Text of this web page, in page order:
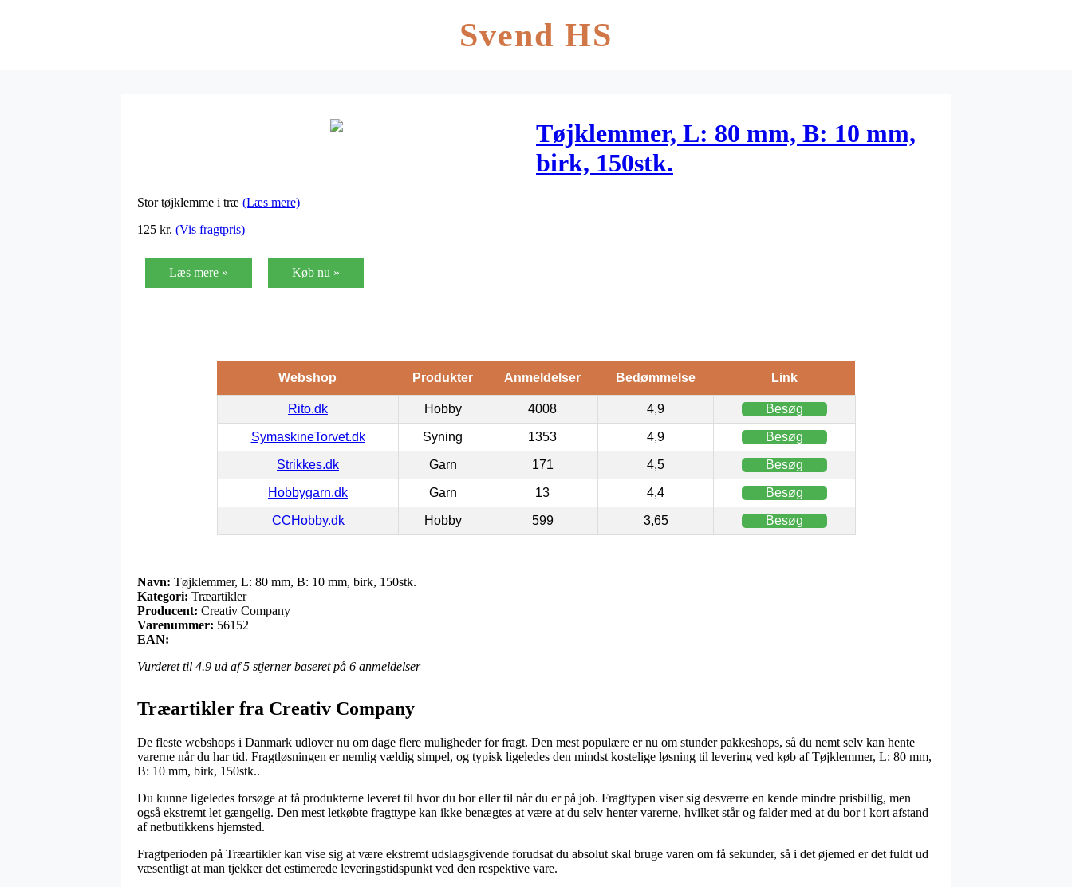
Svend HS
Tøjklemmer, L: 80 mm, B: 10 mm,
birk, 150stk.
Stor tøjklemme i træ (Læs mere)
125 kr. (Vis fragtpris)
Læs mere » Køb nu »
Webshop Produkter Anmeldelser Bedømmelse Link
Rito.dk Hobby 4008 4,9 Besøg
SymaskineTorvet.dk Syning 1353 4,9 Besøg
Strikkes.dk Garn 171 4,5 Besøg
Hobbygarn.dk Garn 13 4,4 Besøg
CCHobby.dk Hobby 599 3,65 Besøg
Navn: Tøjklemmer, L: 80 mm, B: 10 mm, birk, 150stk.
Kategori: Træartikler
Producent: Creativ Company
Varenummer: 56152
EAN:
Vurderet til 4.9 ud af 5 stjerner baseret på 6 anmeldelser
Træartikler fra Creativ Company
De fleste webshops i Danmark udlover nu om dage flere muligheder for fragt. Den mest populære er nu om stunder pakkeshops, så du nemt selv kan hente
varerne når du har tid. Fragtløsningen er nemlig vældig simpel, og typisk ligeledes den mindst kostelige løsning til levering ved køb af Tøjklemmer, L: 80 mm,
B: 10 mm, birk, 150stk..
Du kunne ligeledes forsøge at få produkterne leveret til hvor du bor eller til når du er på job. Fragttypen viser sig desværre en kende mindre prisbillig, men
også ekstremt let gængelig. Den mest letkøbte fragttype kan ikke benægtes at være at du selv henter varerne, hvilket står og falder med at du bor i kort afstand
af netbutikkens hjemsted.
Fragtperioden på Træartikler kan vise sig at være ekstremt udslagsgivende forudsat du absolut skal bruge varen om få sekunder, så i det øjemed er det fuldt ud
væsentligt at man tjekker det estimerede leveringstidspunkt ved den respektive vare.